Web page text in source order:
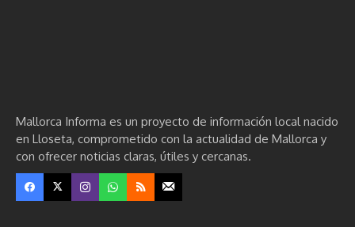
Mallorca Informa es un proyecto de información local nacido
en Lloseta, comprometido con la actualidad de Mallorca y
con ofrecer noticias claras, útiles y cercanas.